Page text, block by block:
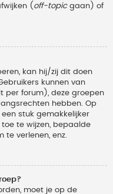
( off-topicgaan) of
kan hij/zij dit doen
kunnen van
per forum), deze groepen
hebben. Op
stuk gemakkelijker
te wijzen, bepaalde
verlenen, enz.
moet je op de